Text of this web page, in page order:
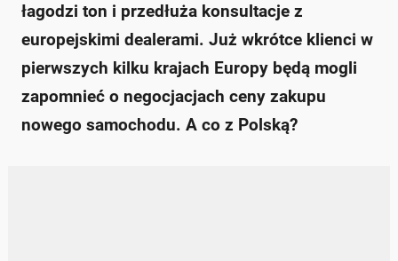
łagodzi ton i przedłuża konsultacje z
europejskimi dealerami. Już wkrótce klienci w
pierwszych kilku krajach Europy będą mogli
zapomnieć o negocjacjach ceny zakupu
nowego samochodu. A co z Polską?